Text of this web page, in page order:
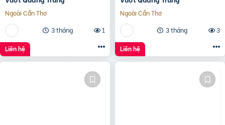
Ngoài Cần Thơ
3 tháng
1
Liên hệ
Ngoài Cần Thơ
3 tháng
3
Liên hệ